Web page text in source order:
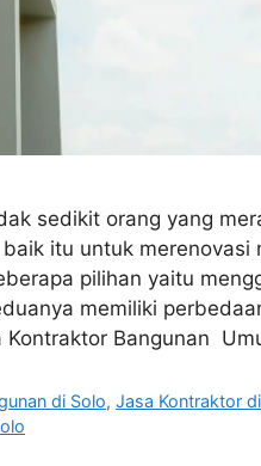
sedikit orang yang
itu untuk merenovasi
pilihan yaitu
memiliki
Bangunan
di Solo,Jasa Kontraktor